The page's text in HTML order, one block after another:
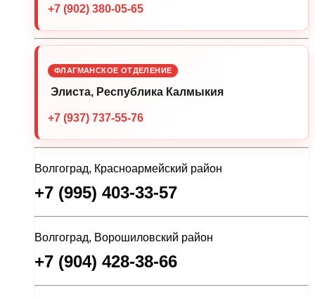
+7 (902) 380-05-65
ФЛАГМАНСКОЕ ОТДЕЛЕНИЕ
Элиста, Республика Калмыкия
+7 (937) 737-55-76
Волгоград, Красноармейский район
+7 (995) 403-33-57
Волгоград, Ворошиловский район
+7 (904) 428-38-66